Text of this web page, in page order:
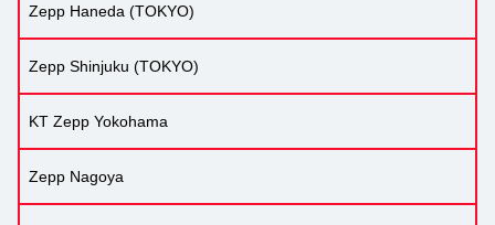
Zepp Haneda (TOKYO)
Zepp Shinjuku (TOKYO)
KT Zepp Yokohama
Zepp Nagoya